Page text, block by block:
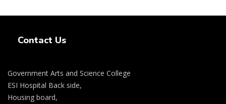
08.06.2026 அன்று B.Sc., கணிதம், B.Sc., கணினி
விலங்கியல் ஆகிய அறிவியல் பாடப்பிரிவுகளுக்கும்,
09.06.2026 அன்று B.Com., வணிகவியல், B.B.A.,
வணிக நிர்வாகவியல், B.A., பொருளியல், B.A., வரலாறு
Contact Us
Government Arts and Science College
ESI Hospital Back side,
Housing board,